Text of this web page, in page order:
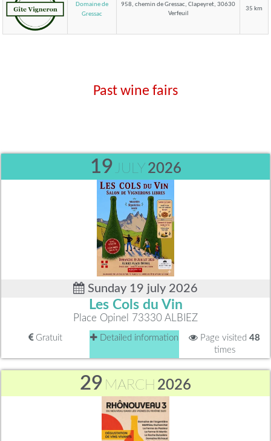
Domaine de
Gressac
958, chemin de Gressac, Clapeyret, 30630
Verfeuil
35 km
Past wine fairs
19 JULY 2026
Sunday 19 july 2026
Les Cols du Vin
Place Opinel 73330 ALBIEZ
Gratuit Detailed information Page visited 48
times
29 MARCH 2026